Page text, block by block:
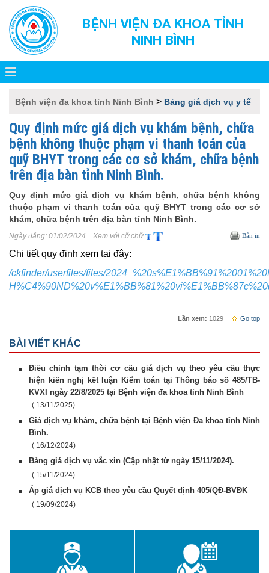
BỆNH VIỆN ĐA KHOA TỈNH
NINH BÌNH
Bệnh viện đa khoa tỉnh Ninh Bình > Bảng giá dịch vụ y tế
Quy định mức giá dịch vụ khám bệnh, chữa
bệnh không thuộc phạm vi thanh toán của
quỹ BHYT trong các cơ sở khám, chữa bệnh
trên địa bàn tỉnh Ninh Bình.
Quy định mức giá dịch vụ khám bệnh, chữa bệnh không
thuộc phạm vi thanh toán của quỹ BHYT trong các cơ sở
khám, chữa bệnh trên địa bàn tỉnh Ninh Bình.
Ngày đăng: 01/02/2024 Xem với cỡ chữ Bản in
Chi tiết quy định xem tại đây:
/ckfinder/userfiles/files/
Lần xem: 1029 Go top
BÀI VIẾT KHÁC
Điều chỉnh tạm thời cơ cấu giá dịch vụ theo yêu cầu thực
hiện kiến nghị kết luận Kiểm toán tại Thông báo số 485/TB-
KVXI ngày 22/8/2025 tại Bệnh viện đa khoa tỉnh Ninh Bình
( 13/11/2025)
Giá dịch vụ khám, chữa bệnh tại Bệnh viện Đa khoa tỉnh Ninh
Bình.
( 16/12/2024)
Bảng giá dịch vụ vắc xin (Cập nhật từ ngày 15/11/2024).
( 15/11/2024)
Áp giá dịch vụ KCB theo yêu cầu Quyết định 405/QĐ-BVĐK
( 19/09/2024)